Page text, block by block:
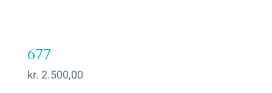
677
kr. 2.500,00